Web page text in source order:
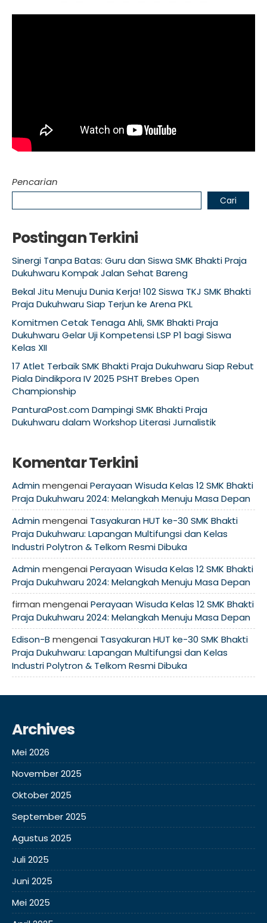
Pencarian
Cari
Postingan Terkini
Sinergi Tanpa Batas: Guru dan Siswa SMK Bhakti Praja
Dukuhwaru Kompak Jalan Sehat Bareng
Bekal Jitu Menuju Dunia Kerja! 102 Siswa TKJ SMK Bhakti
Praja Dukuhwaru Siap Terjun ke Arena PKL
Komitmen Cetak Tenaga Ahli, SMK Bhakti Praja
Dukuhwaru Gelar Uji Kompetensi LSP P1 bagi Siswa
Kelas XII
17 Atlet Terbaik SMK Bhakti Praja Dukuhwaru Siap Rebut
Piala Dindikpora IV 2025 PSHT Brebes Open
Championship
PanturaPost.com Dampingi SMK Bhakti Praja
Dukuhwaru dalam Workshop Literasi Jurnalistik
Komentar Terkini
Adminmengenai Perayaan Wisuda Kelas 12 SMK Bhakti
Praja Dukuhwaru 2024: Melangkah Menuju Masa Depan
Adminmengenai Tasyakuran HUT ke-30 SMK Bhakti
Praja Dukuhwaru: Lapangan Multifungsi dan Kelas
Industri Polytron & Telkom Resmi Dibuka
Adminmengenai Perayaan Wisuda Kelas 12 SMK Bhakti
Praja Dukuhwaru 2024: Melangkah Menuju Masa Depan
firman mengenai Perayaan Wisuda Kelas 12 SMK Bhakti
Praja Dukuhwaru 2024: Melangkah Menuju Masa Depan
Edison-B mengenai Tasyakuran HUT ke-30 SMK Bhakti
Praja Dukuhwaru: Lapangan Multifungsi dan Kelas
Industri Polytron & Telkom Resmi Dibuka
Archives
Mei 2026
November 2025
Oktober 2025
September 2025
Agustus 2025
Juli 2025
Juni 2025
Mei 2025